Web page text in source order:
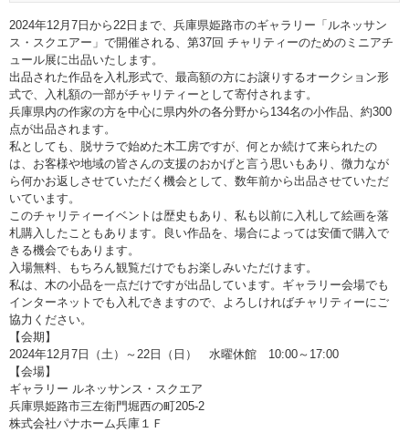
2024年12月7日から22日まで、兵庫県姫路市のギャラリー「ルネッサン
ス・スクエアー」で開催される、第37回 チャリティーのためのミニアチ
ュール展に出品いたします。
出品された作品を入札形式で、最高額の方にお譲りするオークション形
式で、入札額の一部がチャリティーとして寄付されます。
兵庫県内の作家の方を中心に県内外の各分野から134名の小作品、約300
点が出品されます。
私としても、脱サラで始めた木工房ですが、何とか続けて来られたの
は、お客様や地域の皆さんの支援のおかげと言う思いもあり、微力なが
ら何かお返しさせていただく機会として、数年前から出品させていただ
いています。
このチャリティーイベントは歴史もあり、私も以前に入札して絵画を落
札購入したこともあります。良い作品を、場合によっては安価で購入で
きる機会でもあります。
入場無料、もちろん観覧だけでもお楽しみいただけます。
私は、木の小品を一点だけですが出品しています。ギャラリー会場でも
インターネットでも入札できますので、よろしければチャリティーにご
協力ください。
【会期】
2024年12月7日（土）～22日（日） 水曜休館 10:00～17:00
【会場】
ギャラリー ルネッサンス・スクエア
兵庫県姫路市三左衛門堀西の町205-2
株式会社パナホーム兵庫１Ｆ